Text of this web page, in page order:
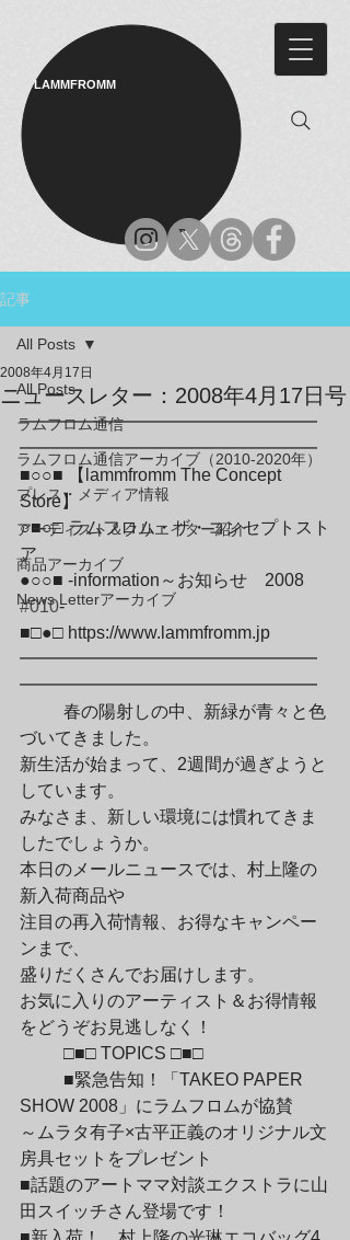
LAMMFROMM​
記事
All Posts
ラムフロム通信
ラムフロム通信アーカイブ（2010-2020年）
プレス・メディア情報
アーティスト＆クリエイター紹介
商品アーカイブ
News Letterアーカイブ
All Posts
ニュースレター：2008年4月17日号
2008年4月17日
━━━━━━━━━━━━━━━━━
━━━━━━━━━━━━━━━━━
■○○■ 【lammfromm The Concept
Store】
○■○□ ラムフロム・ザ・コンセプトスト
ア
●○○■ -information～お知らせ　2008
#010-
■□●□ https://www.lammfromm.jp
━━━━━━━━━━━━━━━━━
━━━━━━━━━━━━━━━━━
づいてきました。
新生活が始まって、2週間が過ぎようと
しています。
みなさま、新しい環境には慣れてきま
したでしょうか。
本日のメールニュースでは、村上隆の
新入荷商品や
注目の再入荷情報、お得なキャンペー
ンまで、
盛りだくさんでお届けします。
お気に入りのアーティスト＆お得情報
をどうぞお見逃しなく！
	□■□ TOPICS □■□
SHOW 2008」にラムフロムが協賛
～ムラタ有子×古平正義のオリジナル文
房具セットをプレゼント
■話題のアートママ対談エクストラに山
田スイッチさん登場です！